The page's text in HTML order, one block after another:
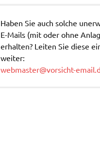
Haben Sie auch solche
E-Mails (mit oder ohne
erhalten? Leiten Sie diese
weiter:
webmaster@vorsicht-